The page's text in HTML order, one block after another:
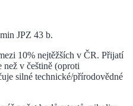
JPZ 43 b.
10% nejtěžších v ČR. Přijatí
než v češtině (oproti
silné technické/přírodovědné